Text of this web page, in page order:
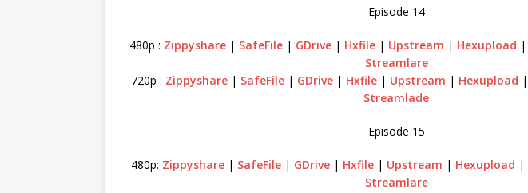
Episode 14
480p : Zippyshare | SafeFile | GDrive | Hxfile | Upstream | Hexupload |
Streamlare
720p : Zippyshare | SafeFile | GDrive | Hxfile | Upstream | Hexupload |
Streamlade
Episode 15
480p: Zippyshare | SafeFile | GDrive | Hxfile | Upstream | Hexupload |
Streamlare